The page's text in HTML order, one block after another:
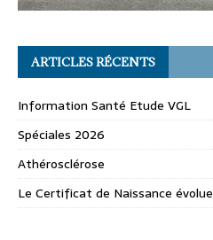
ARTICLES RÉCENTS
Information Santé Etude VGL
Spéciales 2026
Athérosclérose
Le Certificat de Naissance évolue